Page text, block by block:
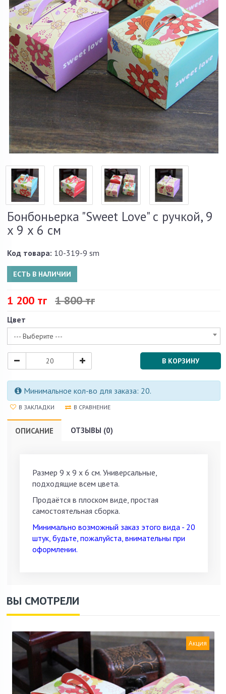
Бонбоньерка "Sweet Love" с ручкой, 9
x 9 x 6 см
Код товара: 10-319-9 sm
ЕСТЬ В НАЛИЧИИ
1 200 тг 1 800 тг
Цвет
--- Выберите ---
В КОРЗИНУ
Минимальное кол-во для заказа: 20.
В ЗАКЛАДКИ В СРАВНЕНИЕ
ОПИСАНИЕ ОТЗЫВЫ (0)
Размер 9 x 9 x 6 см. Универсальные,
подходящие всем цвета.
Продаётся в плоском виде, простая
самостоятельная сборка.
Минимально возможный заказ этого вида - 20
штук, будьте, пожалуйста, внимательны при
оформлении.
ВЫ СМОТРЕЛИ
Акция